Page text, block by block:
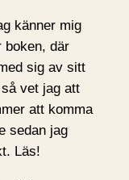
känner mig
boken, där
sig av sitt
vet jag att
att komma
sedan jag
Läs!